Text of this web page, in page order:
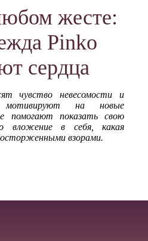
жесте:
Pinko
сердца
чувство невесомости и
мотивируют на новые
помогают показать свою
вложение в себя, какая
взорами.